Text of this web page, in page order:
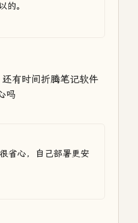
的。
有时间折腾笔记软件
吗
省心，自己部署更安